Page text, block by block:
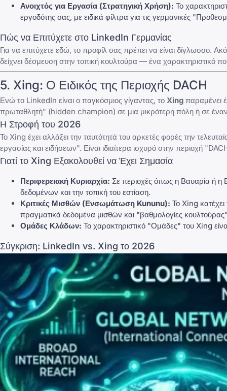
Ανοιχτός για Εργασία (Στρατηγική Χρήση): Το
εργοδότης σας, με ειδικά φίλτρα για τις γερμανικές
Πώς να Επιτύχετε στο LinkedIn Γερμανίας
Για να επιτύχετε εδώ, το προφίλ σας πρέπει να είναι δίγλωσσο.
δείχνει δέσμευση στην τοπική κουλτούρα — ένα χαρακτηριστικό
5. Xing: Ο Ειδικός της Περιοχής DACH
Ενώ το LinkedIn είναι ο παγκόσμιος γίγαντας, το Xing παραμένει
πρωταθλητή" (hidden champion) σε μια μικρότερη πόλη ή σε έναν
Η Στροφή του 2026
Το Xing έχει αλλάξει την ταυτότητά του αρκετές φορές την
εργασίας και ειδήσεων". Είναι ιδιαίτερα ισχυρό στην περιοχή
Γιατί το Xing Εξακολουθεί να Έχει Σημασία
Περιφερειακή Κυριαρχία: Σε περιοχές όπως η Βαυαρία ή η
δεδομένων και την τοπική του εστίαση.
Κριτικές Μισθών (Ενσωμάτωση Kununu): Το Xing
πραγματικά δεδομένα μισθών και "βαθμολογίες κουλτούρας"
Ομάδες Κλάδων: Το χαρακτηριστικό "Ομάδες" του Xing
Σύγκριση: LinkedIn vs. Xing το 2026